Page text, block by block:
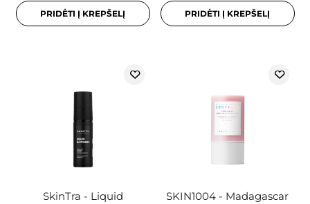
PRIDĖTI Į KREPŠELĮ PRIDĖTI Į KREPŠELĮ
SkinTra - Liquid
SKIN1004 - Madagascar